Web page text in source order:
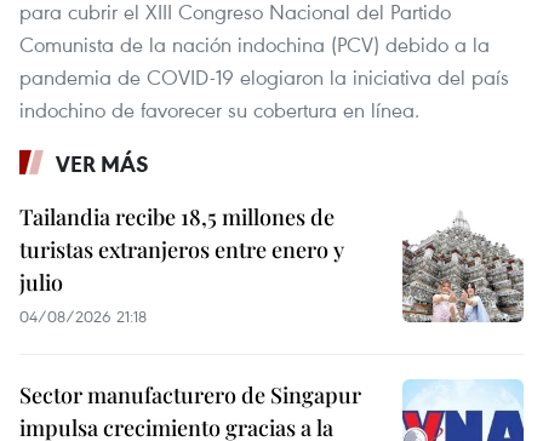
para cubrir el XIII Congreso Nacional del Partido
Comunista de la nación indochina (PCV) debido a la
pandemia de COVID-19 elogiaron la iniciativa del país
indochino de favorecer su cobertura en línea.
VER MÁS
Tailandia recibe 18,5 millones de
turistas extranjeros entre enero y
julio
04/08/2026 21:18
Sector manufacturero de Singapur
impulsa crecimiento gracias a la